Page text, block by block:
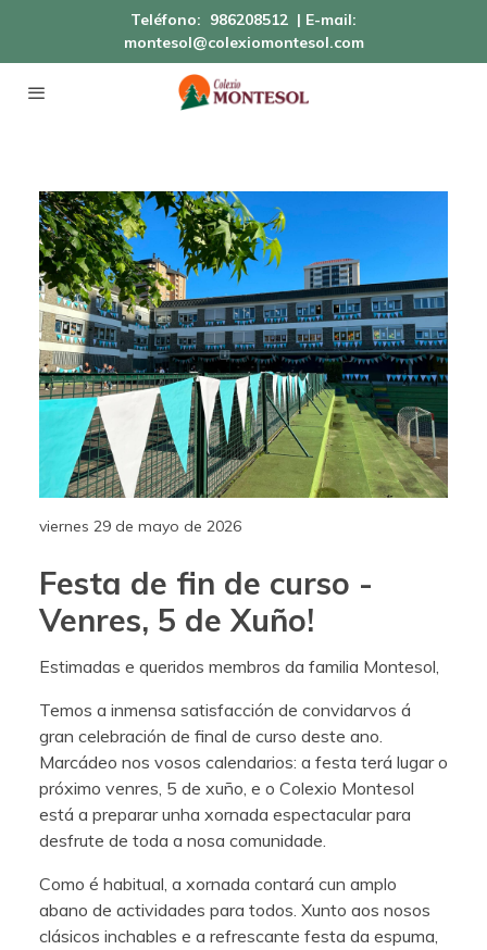
Teléfono: 986208512 | E-mail:
montesol@colexiomontesol.com
viernes 29 de mayo de 2026
Festa de fin de curso -
Venres, 5 de Xuño!
Estimadas e queridos membros da familia Montesol,
Temos a inmensa satisfacción de convidarvos á
gran celebración de final de curso deste ano.
Marcádeo nos vosos calendarios: a festa terá lugar o
próximo venres, 5 de xuño, e o Colexio Montesol
está a preparar unha xornada espectacular para
desfrute de toda a nosa comunidade.
Como é habitual, a xornada contará cun amplo
abano de actividades para todos. Xunto aos nosos
clásicos inchables e a refrescante festa da espuma,